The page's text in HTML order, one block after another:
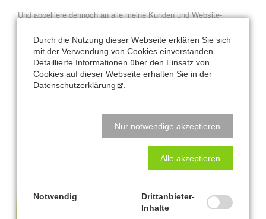
Und appelliere dennoch an alle meine Kunden und Website-
nicht nur die Überschriften, sondern gerade auch die
Kursbeschreibungen und Erklärungen. Fragen Sie gerne bei mir
nach, wenn Sie sich unsicher sind.
Ihre stets auch um optimale Formulierungen bemühte
Durch die Nutzung dieser Webseite erklären Sie sich
mit der Verwendung von Cookies einverstanden.
Detaillierte Informationen über den Einsatz von
Cookies auf dieser Webseite erhalten Sie in der
Datenschutzerklärung
Nur notwendige akzeptieren
Alle akzeptieren
Notwendig
Drittanbieter-
Inhalte